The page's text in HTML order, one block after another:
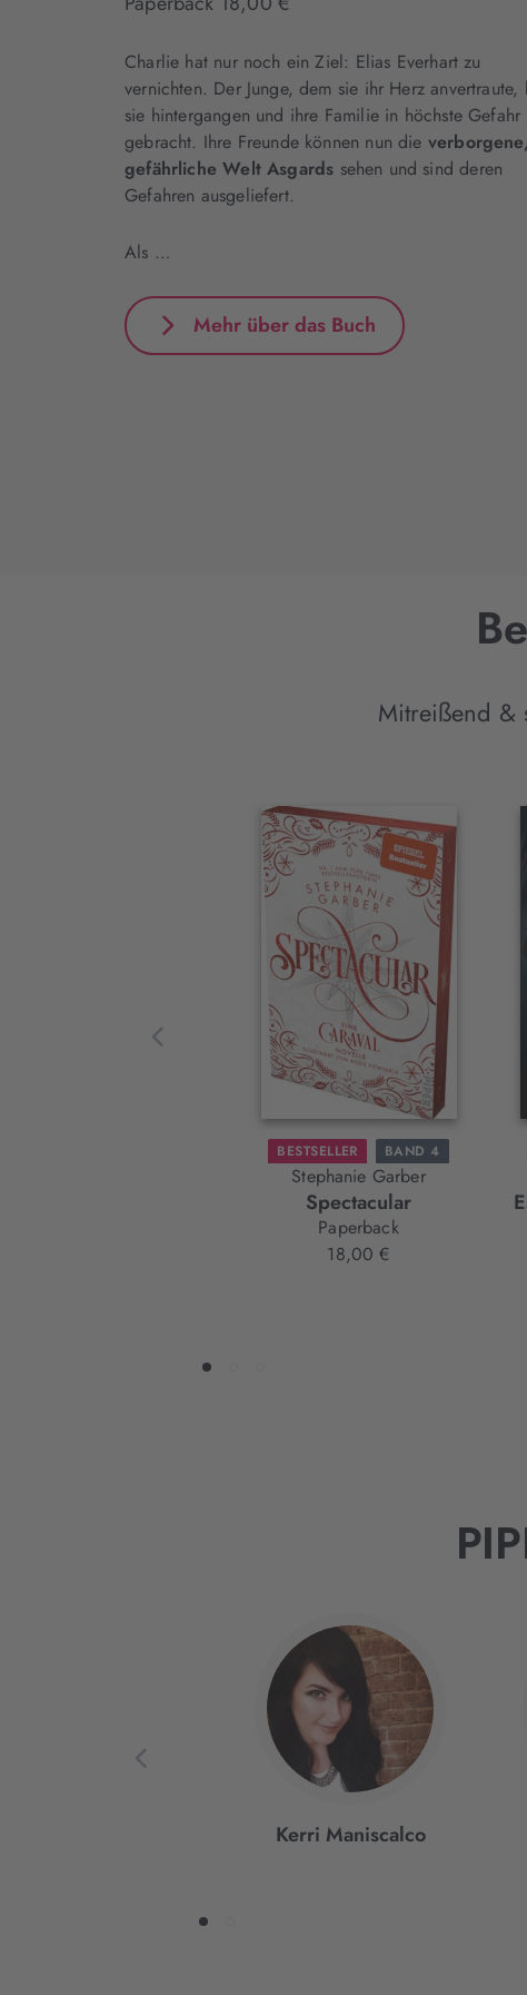
Charlie hat nur noch ein Ziel: Elias Everhart zu
vernichten. Der Junge, dem sie ihr Herz anvertraute,
sie hintergangen und ihre Familie in höchste Gefahr
gebracht. Ihre Freunde können nun die verborgene,
gefährliche Welt Asgards sehen und sind deren
Gefahren ausgeliefert.
Als …
Mehr über das Buch
Mitreißend &
Interaktives
BESTSELLER BAND 4
Stephanie Garber
Spectacular
Paperback
18,00 €
Interaktives
Element
Kerri Maniscalco